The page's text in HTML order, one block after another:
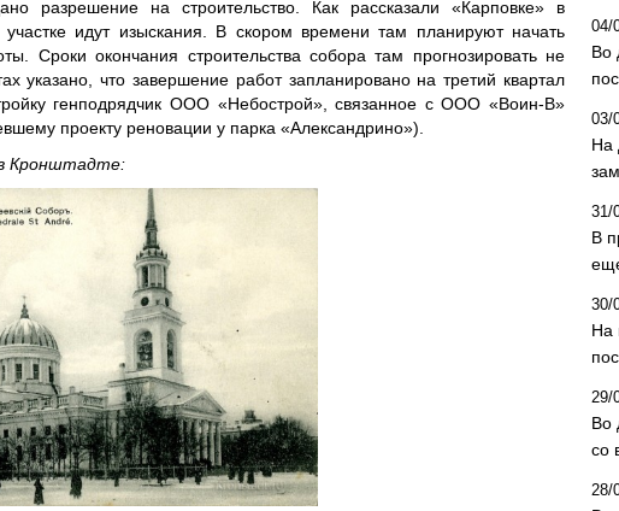
разрешение на строительство. Как рассказали «Карповке» в
идут изыскания. В скором времени там планируют начать
Сроки окончания строительства собора там прогнозировать не
указано, что завершение работ запланировано на третий квартал
генподрядчик ООО «Небострой», связанное с ООО «Воин-В»
проекту реновации у парка «Александрино»).
в Кронштадте:
04/
Во
03/
На
31/
В
30/
На
29/
Во
со
28/